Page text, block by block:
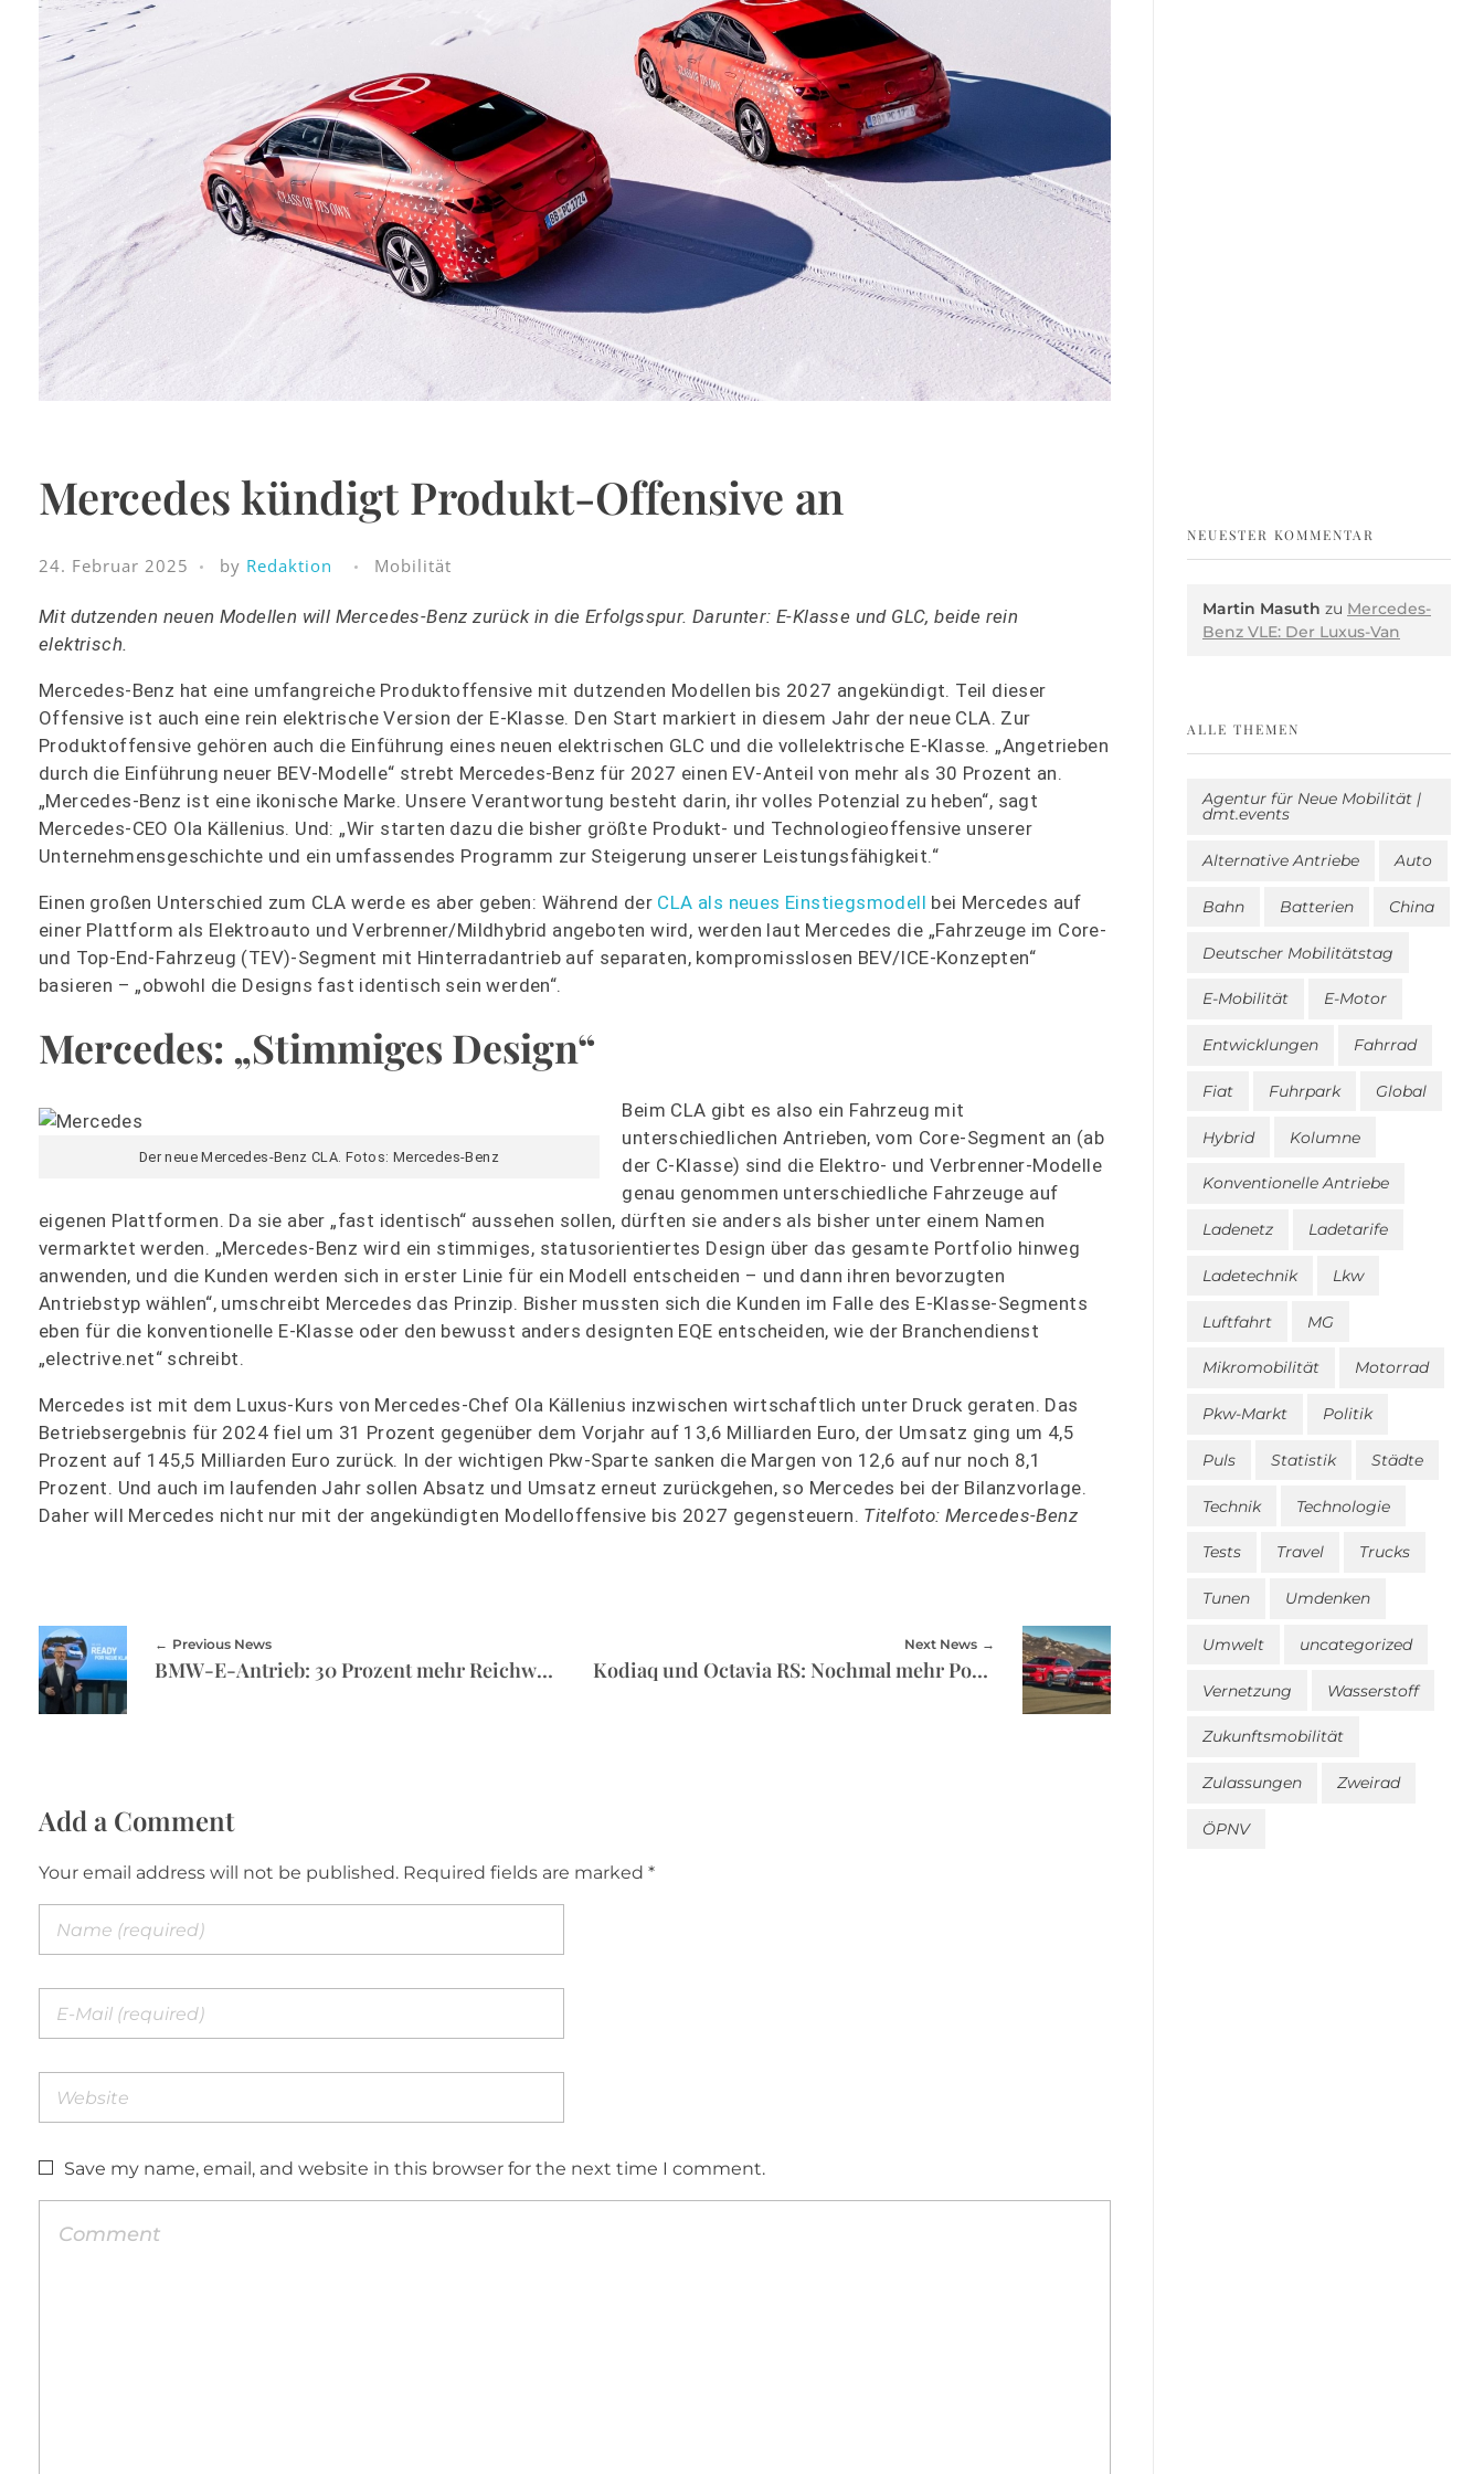
Mercedes kündigt Produkt-Offensive an
24. Februar 2025 by Redaktion Mobilität
Mit dutzenden neuen Modellen will Mercedes-Benz zurück in die Erfolgsspur. Darunter: E-Klasse und GLC, beide rein
elektrisch.
Mercedes-Benz hat eine umfangreiche Produktoffensive mit dutzenden Modellen bis 2027 angekündigt. Teil dieser
Offensive ist auch eine rein elektrische Version der E-Klasse. Den Start markiert in diesem Jahr der neue CLA. Zur
Produktoffensive gehören auch die Einführung eines neuen elektrischen GLC und die vollelektrische E-Klasse. „Angetrieben
durch die Einführung neuer BEV-Modelle“ strebt Mercedes-Benz für 2027 einen EV-Anteil von mehr als 30 Prozent an.
„Mercedes-Benz ist eine ikonische Marke. Unsere Verantwortung besteht darin, ihr volles Potenzial zu heben“, sagt
Mercedes-CEO Ola Källenius. Und: „Wir starten dazu die bisher größte Produkt- und Technologieoffensive unserer
Unternehmensgeschichte und ein umfassendes Programm zur Steigerung unserer Leistungsfähigkeit.“
Einen großen Unterschied zum CLA werde es aber geben: Während der CLA als neues Einstiegsmodell bei Mercedes auf
einer Plattform als Elektroauto und Verbrenner/Mildhybrid angeboten wird, werden laut Mercedes die „Fahrzeuge im Core-
und Top-End-Fahrzeug (TEV)-Segment mit Hinterradantrieb auf separaten, kompromisslosen BEV/ICE-Konzepten“
basieren – „obwohl die Designs fast identisch sein werden“.
Mercedes: „Stimmiges Design“
Der neue Mercedes-Benz CLA. Fotos: Mercedes-Benz
Beim CLA gibt es also ein Fahrzeug mit
unterschiedlichen Antrieben, vom Core-Segment an (ab
der C-Klasse) sind die Elektro- und Verbrenner-Modelle
genau genommen unterschiedliche Fahrzeuge auf
eigenen Plattformen. Da sie aber „fast identisch“ aussehen sollen, dürften sie anders als bisher unter einem Namen
vermarktet werden. „Mercedes-Benz wird ein stimmiges, statusorientiertes Design über das gesamte Portfolio hinweg
anwenden, und die Kunden werden sich in erster Linie für ein Modell entscheiden – und dann ihren bevorzugten
Antriebstyp wählen“, umschreibt Mercedes das Prinzip. Bisher mussten sich die Kunden im Falle des E-Klasse-Segments
eben für die konventionelle E-Klasse oder den bewusst anders designten EQE entscheiden, wie der Branchendienst
„electrive.net“ schreibt.
Mercedes ist mit dem Luxus-Kurs von Mercedes-Chef Ola Källenius inzwischen wirtschaftlich unter Druck geraten. Das
Betriebsergebnis für 2024 fiel um 31 Prozent gegenüber dem Vorjahr auf 13,6 Milliarden Euro, der Umsatz ging um 4,5
Prozent auf 145,5 Milliarden Euro zurück. In der wichtigen Pkw-Sparte sanken die Margen von 12,6 auf nur noch 8,1
Prozent. Und auch im laufenden Jahr sollen Absatz und Umsatz erneut zurückgehen, so Mercedes bei der Bilanzvorlage.
Daher will Mercedes nicht nur mit der angekündigten Modelloffensive bis 2027 gegensteuern. Titelfoto: Mercedes-Benz
Previous News
BMW-E-Antrieb: 30 Prozent mehr Reichweite
Next News
Kodiaq und Octavia RS: Nochmal mehr Power
Add a Comment
Your email address will not be published. Required fields are marked *
Save my name, email, and website in this browser for the next time I comment.
NEUESTER KOMMENTAR
Martin Masuth zu Mercedes-
Benz VLE: Der Luxus-Van
ALLE THEMEN
Agentur für Neue Mobilität |
dmt.events
Alternative Antriebe Auto
Bahn Batterien China
Deutscher Mobilitätstag
E-Mobilität E-Motor
Entwicklungen Fahrrad
Fiat Fuhrpark Global
Hybrid Kolumne
Konventionelle Antriebe
Ladenetz Ladetarife
Ladetechnik Lkw
Luftfahrt MG
Mikromobilität Motorrad
Pkw-Markt Politik
Puls Statistik Städte
Technik Technologie
Tests Travel Trucks
Tunen Umdenken
Umwelt uncategorized
Vernetzung Wasserstoff
Zukunftsmobilität
Zulassungen Zweirad
ÖPNV